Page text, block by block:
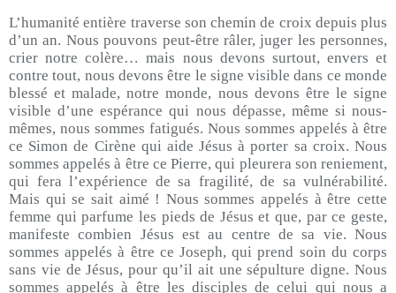
L’humanité entière traverse son chemin de croix depuis plus
d’un an. Nous pouvons peut-être râler, juger les personnes,
crier notre colère… mais nous devons surtout, envers et
contre tout, nous devons être le signe visible dans ce monde
blessé et malade, notre monde, nous devons être le signe
visible d’une espérance qui nous dépasse, même si nous-
mêmes, nous sommes fatigués. Nous sommes appelés à être
ce Simon de Cirène qui aide Jésus à porter sa croix. Nous
sommes appelés à être ce Pierre, qui pleurera son reniement,
qui fera l’expérience de sa fragilité, de sa vulnérabilité.
Mais qui se sait aimé ! Nous sommes appelés à être cette
femme qui parfume les pieds de Jésus et que, par ce geste,
manifeste combien Jésus est au centre de sa vie. Nous
sommes appelés à être ce Joseph, qui prend soin du corps
sans vie de Jésus, pour qu’il ait une sépulture digne. Nous
sommes appelés à être les disciples de celui qui nous a